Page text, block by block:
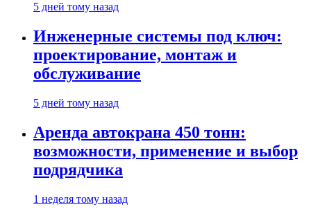
5 дней тому назад
Инженерные системы под ключ:
проектирование, монтаж и
обслуживание
5 дней тому назад
Аренда автокрана 450 тонн:
возможности, применение и выбор
подрядчика
1 неделя тому назад